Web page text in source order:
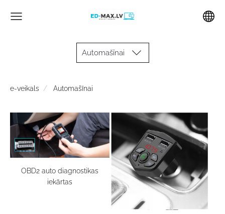
Automašīnai
e-veikals Automašīnai
OBD2 auto diagnostikas
iekārtas